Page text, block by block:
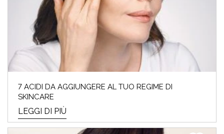
7 ACIDI DA AGGIUNGERE AL TUO REGIME DI
SKINCARE
LEGGI DI PIÙ